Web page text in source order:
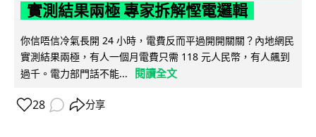
實測結果兩極 專家拆解慳電邏輯
你信唔信冷氣長開 24 小時，電費反而平過開開關關？內地網民
實測結果兩極，有人一個月電費只需 118 元人民幣，有人飆到
過千。電力部門話不能...
閱讀全文
28 分享